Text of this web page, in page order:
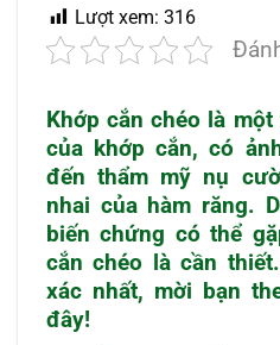
Lượt xem: 316
Khớp cắn chéo là một
của khớp cắn, có
đến thẩm mỹ nụ
nhai của hàm răng.
biến chứng có thể
cắn chéo là cần
xác nhất, mời bạn
đây!